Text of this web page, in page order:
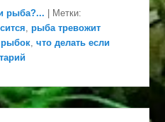
рыба?...
Метки:
,рыба тревожит
рыбок,что делать если